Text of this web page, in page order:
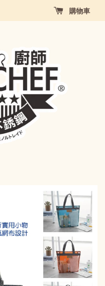
購物車